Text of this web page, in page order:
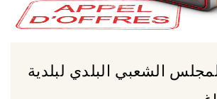
الشعبي البلدي لبلدية